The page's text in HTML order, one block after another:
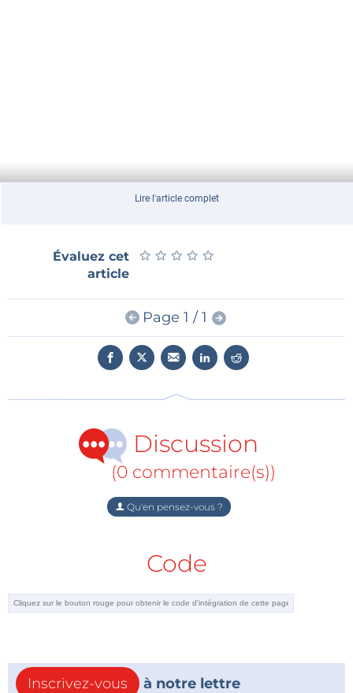
Lire l'article complet
Évaluez cet
article
★ ★ ★ ★ ★
★ ★ ★ ★ ★
Page 1 / 1
Discussion
(0 commentaire(s))
Qu'en pensez-vous ?
Code
Inscrivez-vous
à notre lettre